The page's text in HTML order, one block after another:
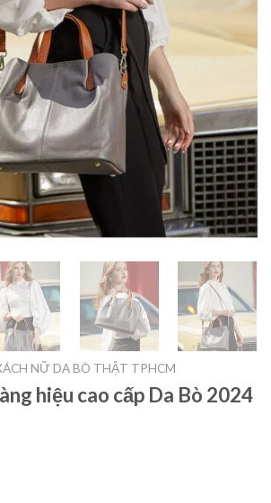
NỮ DA BÒ THẬT TPHCM
hiệu cao cấp Da Bò 2024